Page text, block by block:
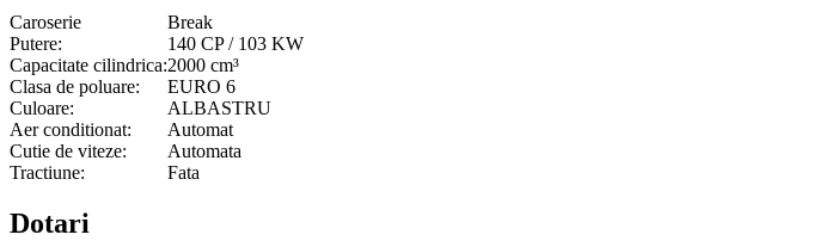
Caroserie
Break
Putere:
140 CP / 103 KW
Capacitate cilindrica:2000 cm³
Clasa de poluare:
EURO 6
Culoare:
ALBASTRU
Aer conditionat:
Automat
Cutie de viteze:
Automata
Tractiune:
Fata
Dotari